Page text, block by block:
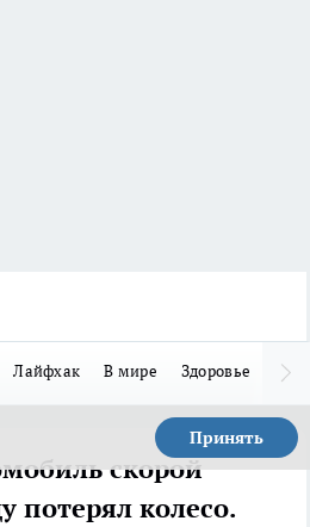
Лайфхак В мире Здоровье
Принять
скорой
потерял колесо.